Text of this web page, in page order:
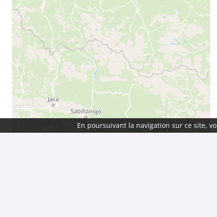
En poursuivant la navigation sur ce site,